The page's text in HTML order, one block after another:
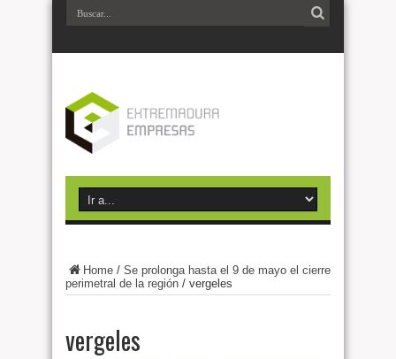
Home / Se prolonga hasta el 9 de mayo el cierre
perimetral de la región / vergeles
vergeles